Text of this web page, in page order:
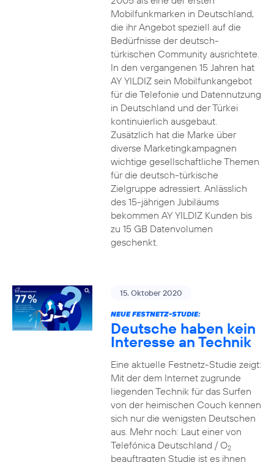
Mobilfunkmarken in Deutschland,
die ihr Angebot speziell auf die
Bedürfnisse der deutsch-
türkischen Community ausrichtete.
In den vergangenen 15 Jahren hat
AY YILDIZ sein Mobilfunkangebot
für die Telefonie und Datennutzung
in Deutschland und der Türkei
kontinuierlich ausgebaut.
Zusätzlich hat die Marke über
diverse Marketingkampagnen
wichtige gesellschaftliche Themen
für die deutsch-türkische
Zielgruppe adressiert. Anlässlich
des 15-jährigen Jubiläums
bekommen AY YILDIZ Kunden bis
zu 15 GB Datenvolumen
geschenkt.
15. Oktober 2020
NEUE FESTNETZ-STUDIE:
Deutsche haben kein
Interesse an Technik
Eine aktuelle Festnetz-Studie zeigt:
Mit der dem Internet zugrunde
liegenden Technik für das Surfen
von der heimischen Couch kennen
sich nur die wenigsten Deutschen
aus. Mehr noch: Laut einer von
Telefónica Deutschland / O2
beauftragten Studie ist es ihnen